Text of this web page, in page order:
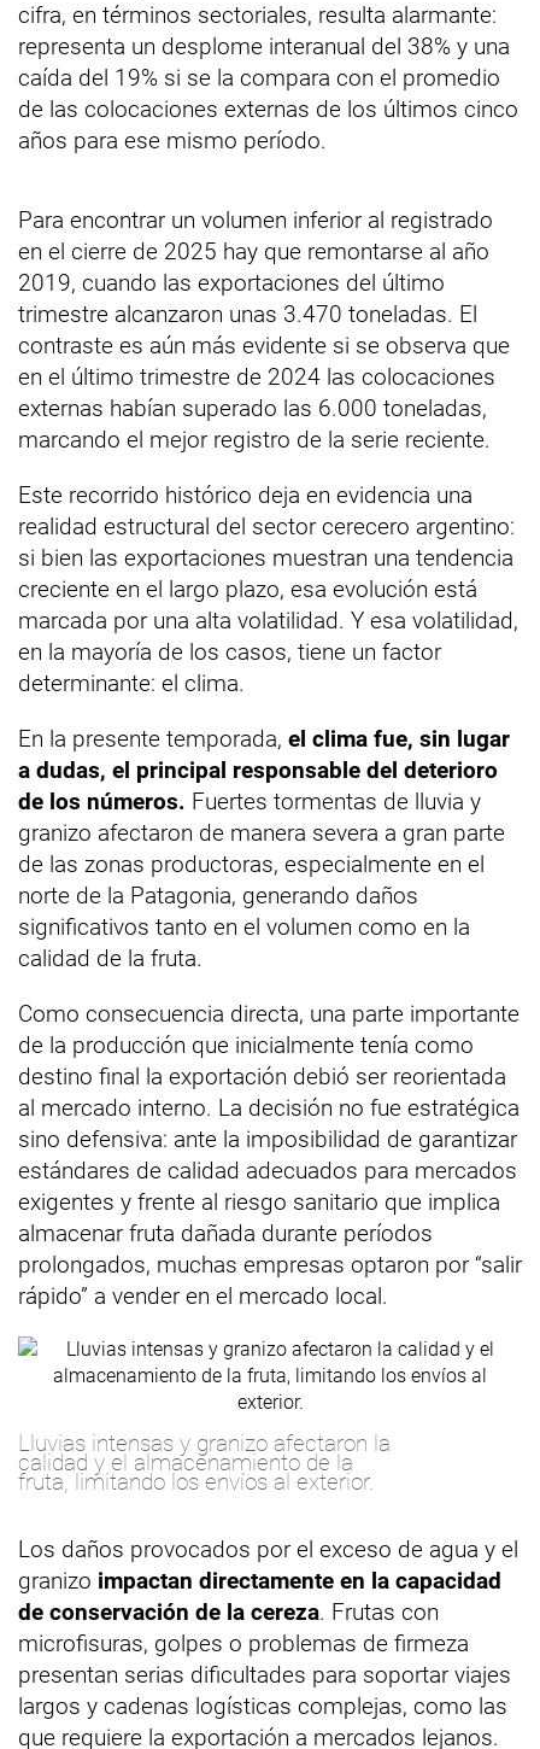
cifra, en términos sectoriales, resulta alarmante:
representa un desplome interanual del 38% y una
caída del 19% si se la compara con el promedio
de las colocaciones externas de los últimos cinco
años para ese mismo período.
Para encontrar un volumen inferior al registrado
en el cierre de 2025 hay que remontarse al año
2019, cuando las exportaciones del último
trimestre alcanzaron unas 3.470 toneladas. El
contraste es aún más evidente si se observa que
en el último trimestre de 2024 las colocaciones
externas habían superado las 6.000 toneladas,
marcando el mejor registro de la serie reciente.
Este recorrido histórico deja en evidencia una
realidad estructural del sector cerecero argentino:
si bien las exportaciones muestran una tendencia
creciente en el largo plazo, esa evolución está
marcada por una alta volatilidad. Y esa volatilidad,
en la mayoría de los casos, tiene un factor
determinante: el clima.
En la presente temporada, el clima fue, sin lugar
a dudas, el principal responsable del deterioro
de los números. Fuertes tormentas de lluvia y
granizo afectaron de manera severa a gran parte
de las zonas productoras, especialmente en el
norte de la Patagonia, generando daños
significativos tanto en el volumen como en la
calidad de la fruta.
Como consecuencia directa, una parte importante
de la producción que inicialmente tenía como
destino final la exportación debió ser reorientada
al mercado interno. La decisión no fue estratégica
sino defensiva: ante la imposibilidad de garantizar
estándares de calidad adecuados para mercados
exigentes y frente al riesgo sanitario que implica
almacenar fruta dañada durante períodos
prolongados, muchas empresas optaron por “salir
rápido” a vender en el mercado local.
Lluvias intensas y granizo afectaron la
calidad y el almacenamiento de la
fruta, limitando los envíos al exterior.
Los daños provocados por el exceso de agua y el
granizo impactan directamente en la capacidad
de conservación de la cereza. Frutas con
microfisuras, golpes o problemas de firmeza
presentan serias dificultades para soportar viajes
largos y cadenas logísticas complejas, como las
que requiere la exportación a mercados lejanos.